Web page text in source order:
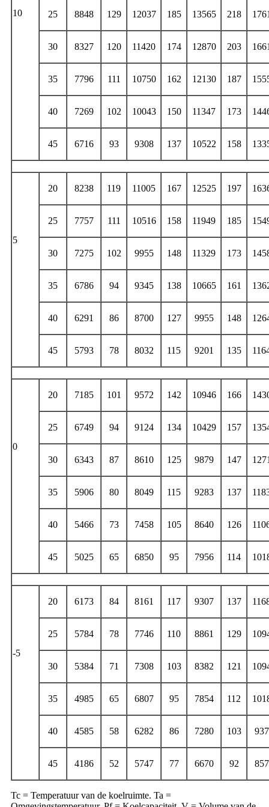
10 25 8848 129 12037 185 13565 218
30 8327 120 11420 174 12870 203
35 7796 111 10750 162 12130 187
40 7269 102 10043 150 11347 173
45 6716 93 9308 137 10522 158
5
20 8238 119 11005 167 12525 197
25 7757 111 10516 158 11949 185
30 7275 102 9955 148 11329 173
35 6786 94 9345 138 10665 161
40 6291 86 8700 127 9955 148
45 5793 78 8032 115 9201 135
0
20 7185 101 9572 142 10946 166
25 6749 94 9124 134 10429 157
30 6343 87 8610 125 9879 147
35 5906 80 8049 115 9283 137
40 5466 73 7458 105 8640 126
45 5025 65 6850 95 7956 114
-5
20 6173 84 8161 117 9307 137
25 5784 78 7746 110 8861 129
30 5384 71 7308 103 8382 121
35 4985 65 6807 95 7854 112
40 4585 58 6282 86 7280 103
45 4186 52 5747 77 6670 92
Tc = Temperatuur van de koelruimte. Ta =